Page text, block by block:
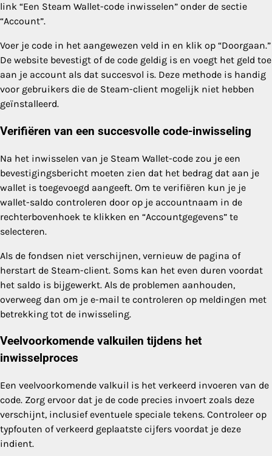
link “Een Steam Wallet-code inwisselen” onder de sectie
“Account”.
Voer je code in het aangewezen veld in en klik op “Doorgaan.”
De website bevestigt of de code geldig is en voegt het geld toe
aan je account als dat succesvol is. Deze methode is handig
voor gebruikers die de Steam-client mogelijk niet hebben
geïnstalleerd.
Verifiëren van een succesvolle code-inwisseling
Na het inwisselen van je Steam Wallet-code zou je een
bevestigingsbericht moeten zien dat het bedrag dat aan je
wallet is toegevoegd aangeeft. Om te verifiëren kun je je
wallet-saldo controleren door op je accountnaam in de
rechterbovenhoek te klikken en “Accountgegevens” te
selecteren.
Als de fondsen niet verschijnen, vernieuw de pagina of
herstart de Steam-client. Soms kan het even duren voordat
het saldo is bijgewerkt. Als de problemen aanhouden,
overweeg dan om je e-mail te controleren op meldingen met
betrekking tot de inwisseling.
Veelvoorkomende valkuilen tijdens het
inwisselproces
Een veelvoorkomende valkuil is het verkeerd invoeren van de
code. Zorg ervoor dat je de code precies invoert zoals deze
verschijnt, inclusief eventuele speciale tekens. Controleer op
typfouten of verkeerd geplaatste cijfers voordat je deze
indient.